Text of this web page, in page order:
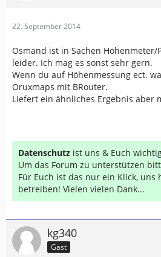
22. September 2014
Osmand ist in Sachen Höhenmeter/
leider. Ich mag es sonst sehr gern.
Wenn du auf Höhenmessung ect.
Oruxmaps mit BRouter.
Liefert ein ähnliches Ergebnis aber
Datenschutz ist uns & Euch
Um das Forum zu unterstützen
Für Euch ist das nur ein Klick, uns
betreiben! Vielen vielen Dank...
kg340
Gast